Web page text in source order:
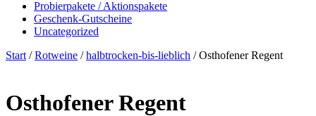
Probierpakete / Aktionspakete
Geschenk-Gutscheine
Uncategorized
Start/Rotweine /halbtrocken-bis-lieblich / Osthofener Regent
Osthofener Regent